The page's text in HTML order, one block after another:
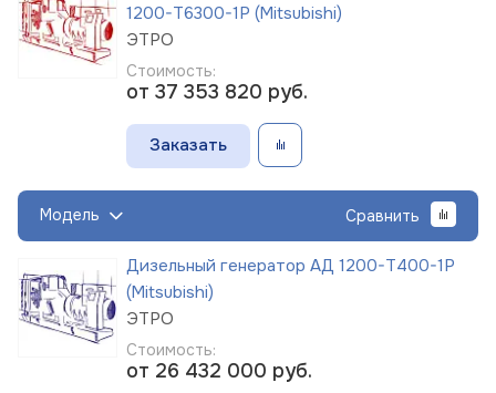
1200-Т6300-1Р (Mitsubishi)
ЭТРО
Стоимость:
от 37 353 820 руб.
Заказать
Модель Сравнить
Дизельный генератор АД 1200-Т400-1Р
(Mitsubishi)
ЭТРО
Стоимость:
от 26 432 000 руб.